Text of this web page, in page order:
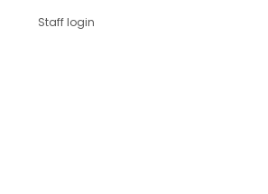
Staff login